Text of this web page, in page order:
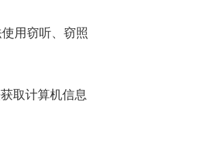
用窃听、窃照
取计算机信息